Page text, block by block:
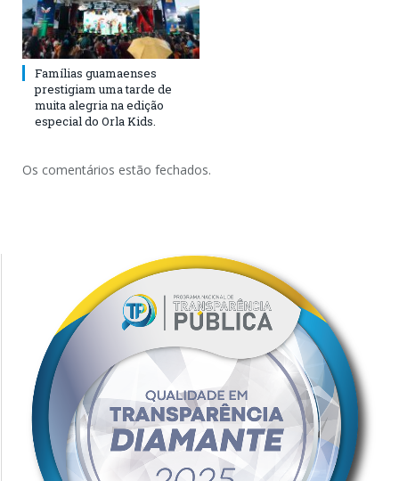
Famílias guamaenses
prestigiam uma tarde de
muita alegria na edição
especial do Orla Kids.
Os comentários estão fechados.